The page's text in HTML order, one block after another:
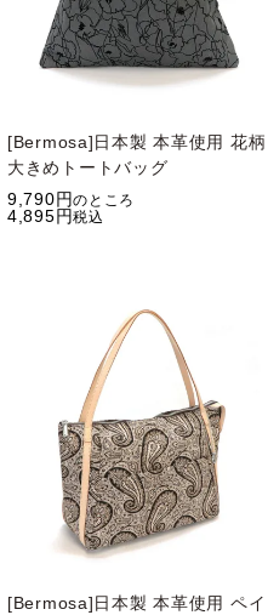
[Bermosa]日本製 本革使用 花柄
大きめトートバッグ
9,790
のところ
4,895 税込
[Bermosa]日本製 本革使用 ペイ